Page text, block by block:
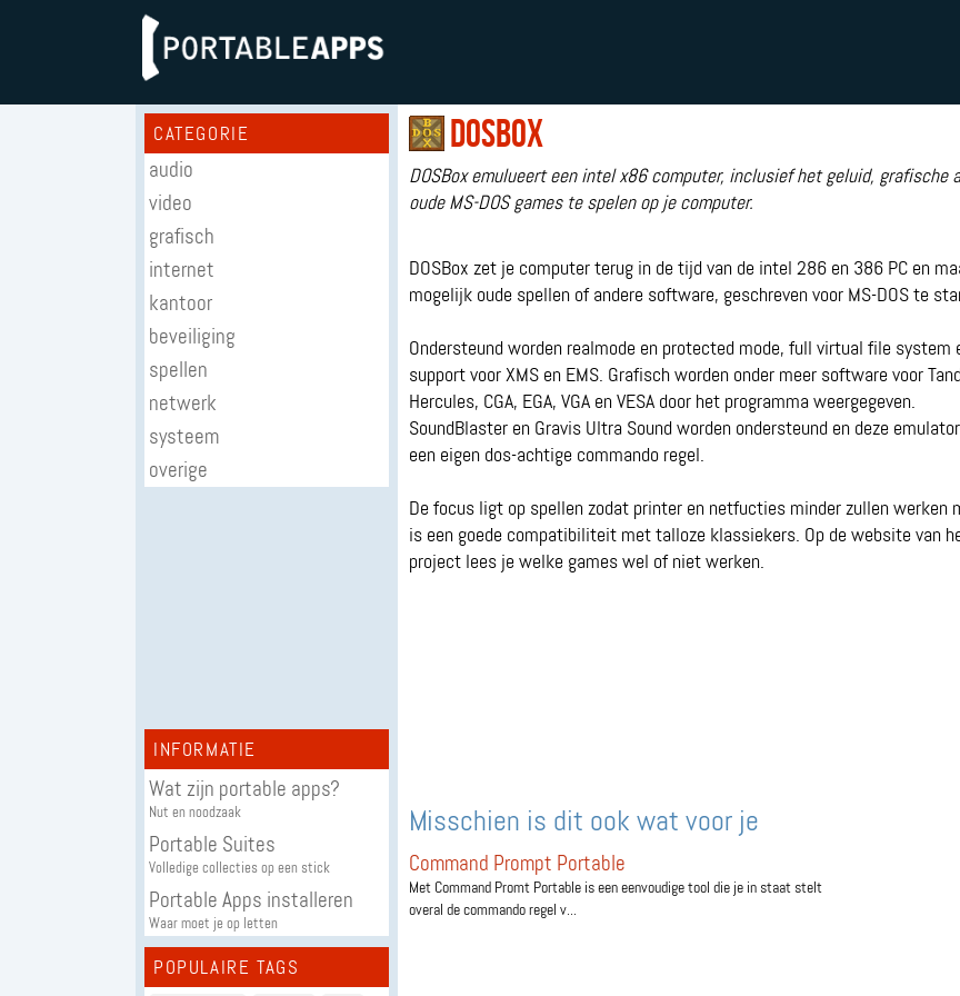
CATEGORIE
audio
video
grafisch
internet
kantoor
beveiliging
spellen
netwerk
systeem
overige
INFORMATIE
Wat zijn portable apps?
Nut en noodzaak
Portable Suites
Volledige collecties op een stick
Portable Apps installeren
Waar moet je op letten
POPULAIRE TAGS
DOSbox
DOSBox emulueert een intel x86 computer, inclusief het geluid,
oude MS-DOS games te spelen op je computer.
DOSBox zet je computer terug in de tijd van de intel 286 en 386 PC en
mogelijk oude spellen of andere software, geschreven voor MS-DOS te
Ondersteund worden realmode en protected mode, full virtual file system
support voor XMS en EMS. Grafisch worden onder meer software voor
Hercules, CGA, EGA, VGA en VESA door het programma weergegeven.
SoundBlaster en Gravis Ultra Sound worden ondersteund en deze
een eigen dos-achtige commando regel.
De focus ligt op spellen zodat printer en netfucties minder zullen werken
is een goede compatibiliteit met talloze klassiekers. Op de website van
project lees je welke games wel of niet werken.
Misschien is dit ook wat voor je
Command Prompt Portable
Met Command Promt Portable is een eenvoudige tool die je in staat stelt
overal de commando regel v...